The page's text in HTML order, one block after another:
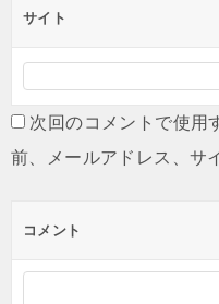
サイト
次回のコメントで使用
前、メールアドレス、サ
コメント